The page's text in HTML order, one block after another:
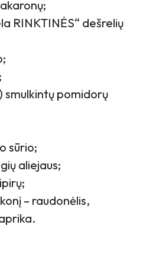
RINKTINĖS“ dešrelių
smulkintų pomidorų
sūrio;
aliejaus;
– raudonėlis,